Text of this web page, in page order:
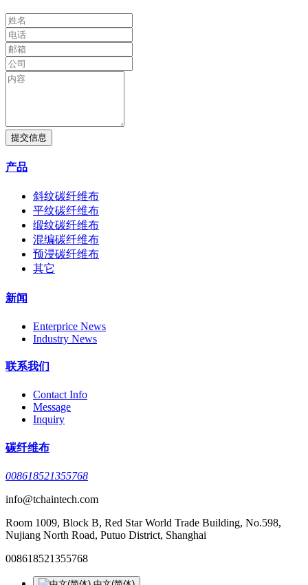
提交信息
产品
斜纹碳纤维布
平纹碳纤维布
缎纹碳纤维布
混编碳纤维布
预浸碳纤维布
其它
新闻
Enterprice News
Industry News
联系我们
Contact Info
Message
Inquiry
碳纤维布
008618521355768
info@tchaintech.com
Room 1009, Block B, Red Star World Trade Building, No.598,
Nujiang North Road, Putuo District, Shanghai
008618521355768